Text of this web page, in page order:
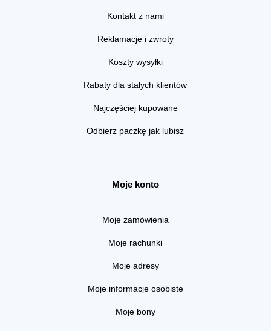
Kontakt z nami
Reklamacje i zwroty
Koszty wysyłki
Rabaty dla stałych klientów
Najczęściej kupowane
Odbierz paczkę jak lubisz
Moje konto
Moje zamówienia
Moje rachunki
Moje adresy
Moje informacje osobiste
Moje bony